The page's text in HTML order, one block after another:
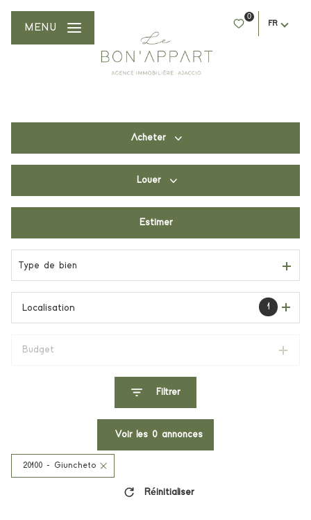
0
FR
MENU
Acheter
Louer
Estimer
Type de bien
1
Localisation
Budget
Filtrer
Voir les 0 annonces
20100 - Giuncheto
Réinitialiser